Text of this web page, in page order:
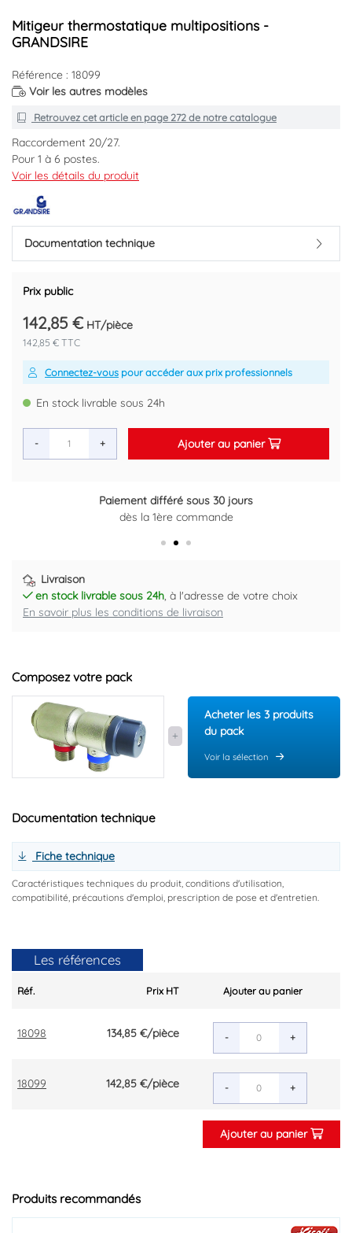
Mitigeur thermostatique multipositions -
GRANDSIRE
Référence : 18099
Voir les autres modèles
Retrouvez cet article en page 272de notre catalogue
Raccordement 20/27.
Pour 1 à 6 postes.
Multipositions : raccordement parallèle, raccordement équerre ou
équerre inversée ou raccordement en croix.
Débit 42 l/mn sous 3 bars.
Réglage de température de 30°C à 50°C.
Réglé à 38°C en usine.
Clapets
Marque : GRANDSIRE
Code EAN : 3660205180999
Voir les détails du produit
Documentation technique
Prix public
142,85 € HT/pièce
142,85 € TTC
Connectez-vous pour accéder aux prix professionnels
En stock livrable sous 24h
- + Ajouter au panier
Paiement différé sous 30 jours
dès la 1ère commande
Retour gratuit sous 14 jours
Plus d'informations ici
Livraison
en stock livrable sous 24h, à l'adresse de votre choix
En savoir plus les conditions de livraison
Composez votre pack
Acheter les 3 produits
du pack
Voir la sélection
Documentation technique
Fiche technique
Caractéristiques techniques du produit, conditions d'utilisation,
compatibilité, précautions d'emploi, prescription de pose et d'entretien.
Les références
Réf. Prix HT Ajouter au panier
18098 134,85 €/pièce - +
18099 142,85 €/pièce - +
Ajouter au panier
Produits recommandés